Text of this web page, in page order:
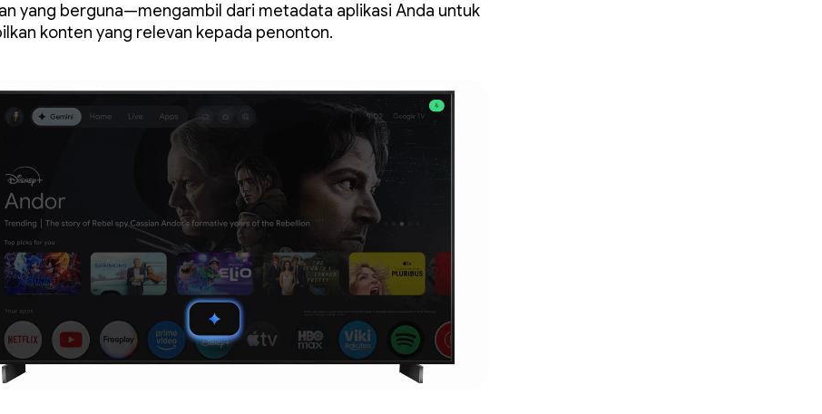
yang berguna—mengambil dari metadata aplikasi Anda untuk
konten yang relevan kepada penonton.